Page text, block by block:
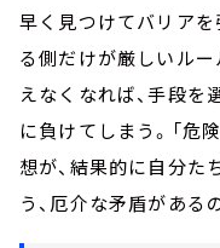
早く見つけてバリアを
る側だけが厳しいル
えなくなれば、手段
に負けてしまう。「危
想が、結果的に自分
う、厄介な矛盾がある